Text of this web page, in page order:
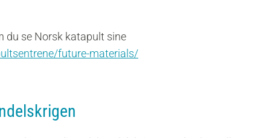
du se Norsk katapult sine
future-materials/